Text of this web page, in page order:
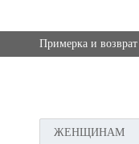
Примерка и возврат
ЖЕНЩИНАМ